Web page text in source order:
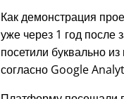
Как демонстрация
уже через 1 год после
посетили буквально
согласно Google